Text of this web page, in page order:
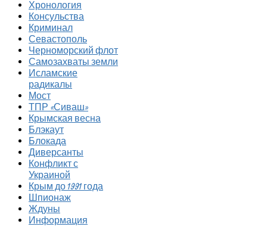
Хронология
Консульства
Криминал
Севастополь
Черноморский флот
Самозахваты земли
Исламские
радикалы
Мост
ТПР «Сиваш»
Крымская весна
Блэкаут
Блокада
Диверсанты
Конфликт с
Украиной
Крым до 1991 года
Шпионаж
Ждуны
Информация